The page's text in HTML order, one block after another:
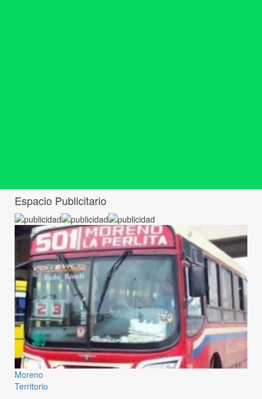
Espacio Publicitario
Moreno
Territorio